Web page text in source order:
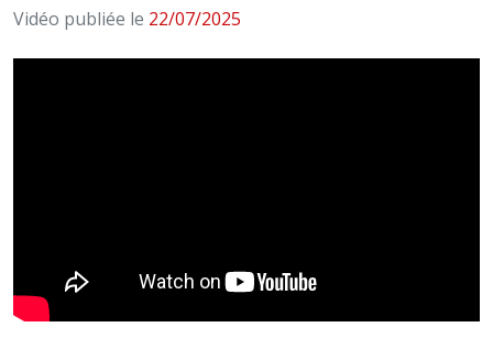
Vidéo publiée le 22/07/2025